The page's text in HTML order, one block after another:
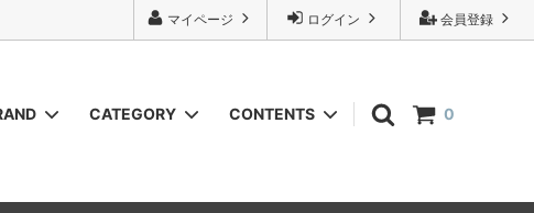
会員登録
ログイン
マイページ
0
CATEGORY CONTENTS